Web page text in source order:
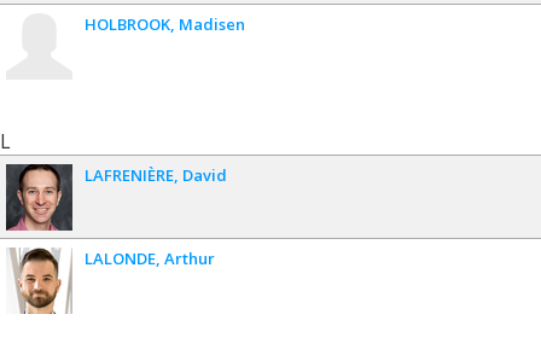
HOLBROOK Madisen
L
LAFRENIÈRE David
LALONDE Arthur